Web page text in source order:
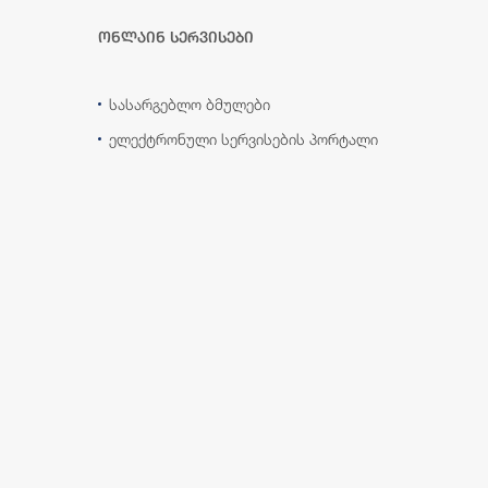
ონლაინ სერვისები
სასარგებლო ბმულები
ელექტრონული სერვისების პორტალი